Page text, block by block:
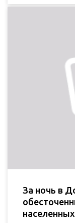
За ночь в